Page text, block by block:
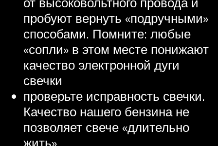
пробуют вернуть «подручными»
способами. Помните: любые
«сопли» в этом месте понижают
качество электронной дуги
свечки
проверьте исправность свечки.
Качество нашего бензина не
позволяет свече «длительно
жить»